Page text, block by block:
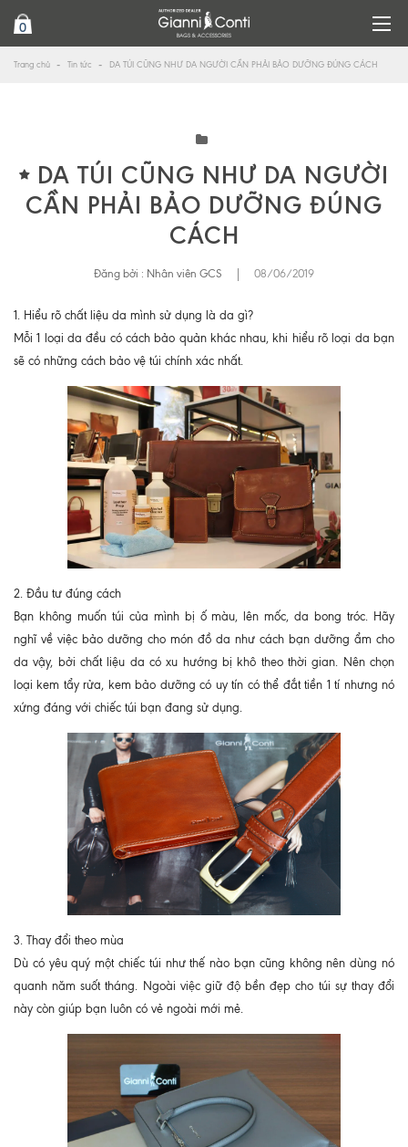
0
Trang chủ Tin tức DA TÚI CŨNG NHƯ DA NGƯỜI CẦN PHẢI BẢO DƯỠNG ĐÚNG CÁCH
DA TÚI CŨNG NHƯ DA NGƯỜI
CẦN PHẢI BẢO DƯỠNG ĐÚNG
CÁCH
Đăng bởi : Nhân viên GCS 08/06/2019
1. Hiểu rõ chất liệu da mình sử dụng là da gì?
Mỗi 1 loại da đều có cách bảo quản khác nhau, khi hiểu rõ loại da bạn
sẽ có những cách bảo vệ túi chính xác nhất.
2. Đầu tư đúng cách
Bạn không muốn túi của mình bị ố màu, lên mốc, da bong tróc. Hãy
nghĩ về việc bảo dưỡng cho món đồ da như cách bạn dưỡng ẩm cho
da vậy, bởi chất liệu da có xu hướng bị khô theo thời gian. Nên chọn
loại kem tẩy rửa, kem bảo dưỡng có uy tín có thể đắt tiền 1 tí nhưng nó
xứng đáng với chiếc túi bạn đang sử dụng.
3. Thay đổi theo mùa
Dù có yêu quý một chiếc túi như thế nào bạn cũng không nên dùng nó
quanh năm suốt tháng. Ngoài việc giữ độ bền đẹp cho túi sự thay đổi
này còn giúp bạn luôn có vẻ ngoài mới mẻ.